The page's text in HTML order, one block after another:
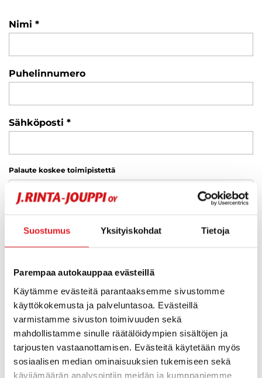
Suostumus Yksityiskohdat Tietoja
Parempaa autokauppaa evästeillä
Käytämme evästeitä parantaaksemme sivustomme
käyttökokemusta ja palveluntasoa. Evästeillä
varmistamme sivuston toimivuuden sekä
mahdollistamme sinulle räätälöidympien sisältöjen ja
tarjousten vastaanottamisen. Evästeitä käytetään myös
sosiaalisen median ominaisuuksien tukemiseen sekä
kävijämäärän analysointiin meidän ja kumppaniemme
Nimi
Puhelinnumero
Sähköposti
Palaute koskee toimipistettä
Valitse